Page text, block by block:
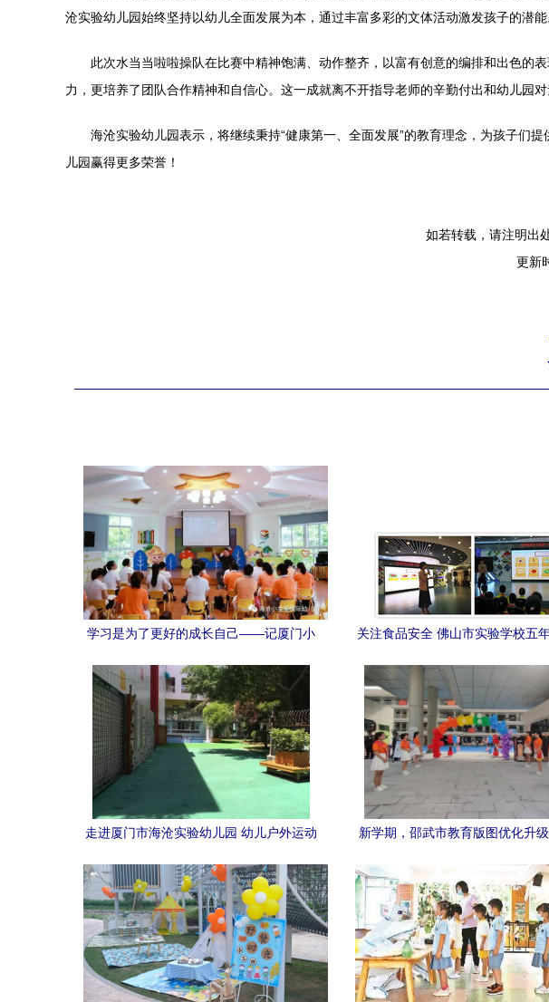
沧实验幼儿园始终坚持以幼儿全面发展为本，通过丰富多彩的文体活动激发孩子的潜能
此次水当当啦啦操队在比赛中精神饱满、动作整齐，以富有创意的编排和出色的
力，更培养了团队合作精神和自信心。这一成就离不开指导老师的辛勤付出和幼儿园对
海沧实验幼儿园表示，将继续秉持“健康第一、全面发展”的教育理念，为孩子们
儿园赢得更多荣誉！
如若转载，请注明出
更新
学习是为了更好的成长自己——记厦门小
关注食品安全 佛山市实验学校五
走进厦门市海沧实验幼儿园 幼儿户外运动
新学期，邵武市教育版图优化升
资源共促发展